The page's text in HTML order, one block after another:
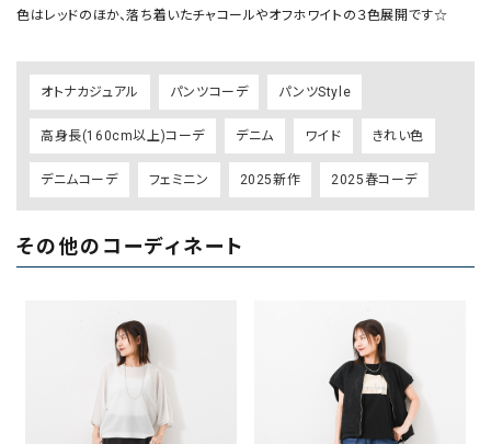
オトナカジュアル パンツコーデ パンツStyle
高身長(160cm以上)コーデ デニム ワイド きれい色
デニムコーデ フェミニン 2025新作 2025春コーデ
その他のコーディネート